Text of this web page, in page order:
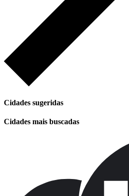
Cidades sugeridas
Cidades mais buscadas